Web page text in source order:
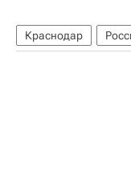
Краснодар